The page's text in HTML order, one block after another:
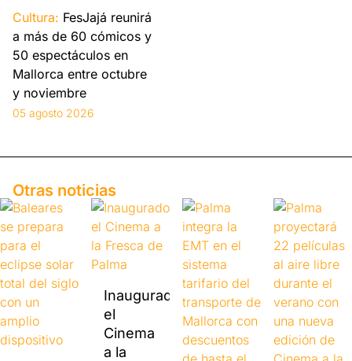
Cultura: FesJajá reunirá
a más de 60 cómicos y
50 espectáculos en
Mallorca entre octubre
y noviembre
05 agosto 2026
Otras noticias
Inaugurado
el
Cinema
a la